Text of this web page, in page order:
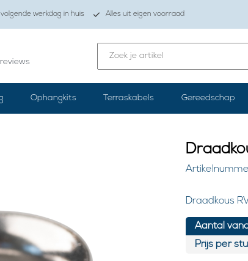
werkdag in huis Alles uit eigen voorraad
Ophangkits Terraskabels Gereedschap
Draadkous
Aantal
Prijs per